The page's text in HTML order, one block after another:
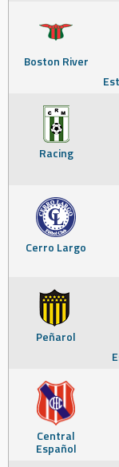
Boston River
Racing
Cerro Largo
Peñarol
Central
Español